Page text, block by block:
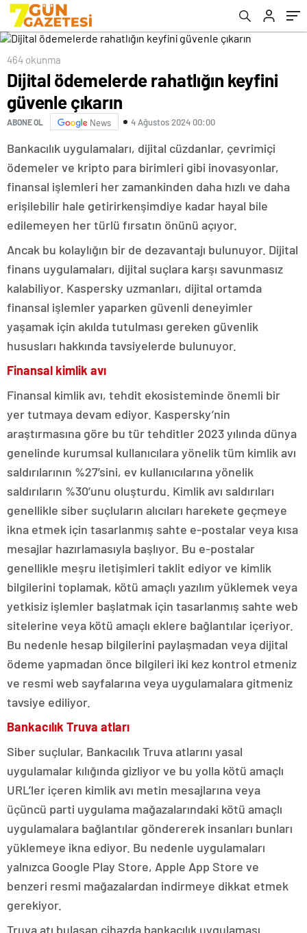
464 okunma
Dijital ödemelerde rahatlığın keyfini
güvenle çıkarın
ABONE OL News 4 Ağustos 2024 00:00
Bankacılık uygulamaları, dijital cüzdanlar, çevrimiçi
ödemeler ve kripto para birimleri gibi inovasyonlar,
finansal işlemleri her zamankinden daha hızlı ve daha
erişilebilir hale getirirkenşimdiye kadar hayal bile
edilemeyen her türlü fırsatın önünü açıyor.
Ancak bu kolaylığın bir de dezavantajı bulunuyor. Dijital
finans uygulamaları, dijital suçlara karşı savunmasız
kalabiliyor. Kaspersky uzmanları, dijital ortamda
finansal işlemler yaparken güvenli deneyimler
yaşamak için akılda tutulması gereken güvenlik
hususları hakkında tavsiyelerde bulunuyor.
Finansal kimlik avı
Finansal kimlik avı, tehdit ekosisteminde önemli bir
yer tutmaya devam ediyor. Kaspersky’nin
araştırmasına göre bu tür tehditler 2023 yılında dünya
genelinde kurumsal kullanıcılara yönelik tüm kimlik avı
saldırılarının %27’sini, ev kullanıcılarına yönelik
saldırıların %30’unu oluşturdu. Kimlik avı saldırıları
genellikle siber suçluların alıcıları harekete geçmeye
ikna etmek için tasarlanmış sahte e-postalar veya kısa
mesajlar hazırlamasıyla başlıyor. Bu e-postalar
genellikle meşru iletişimleri taklit ediyor ve kimlik
bilgilerini toplamak, kötü amaçlı yazılım yüklemek veya
yetkisiz işlemler başlatmak için tasarlanmış sahte web
sitelerine veya kötü amaçlı eklere bağlantılar içeriyor.
Bu nedenle hesap bilgilerini paylaşmadan veya dijital
ödeme yapmadan önce bilgileri iki kez kontrol etmeniz
ve resmi web sayfalarına veya uygulamalara gitmeniz
tavsiye ediliyor.
Bankacılık Truva atları
Siber suçlular, Bankacılık Truva atlarını yasal
uygulamalar kılığında gizliyor ve bu yolla kötü amaçlı
URL’ler içeren kimlik avı metin mesajlarına veya
üçüncü parti uygulama mağazalarındaki kötü amaçlı
uygulamalara bağlantılar göndererek insanları bunları
yüklemeye ikna ediyor. Bu nedenle uygulamaları
yalnızca Google Play Store, Apple App Store ve
benzeri resmi mağazalardan indirmeye dikkat etmek
gerekiyor.
Truva atı bulaşan cihazda bankacılık uygulaması